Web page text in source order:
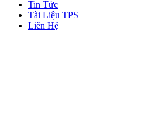
Tin Tức
Tài Liệu TPS
Liên Hệ